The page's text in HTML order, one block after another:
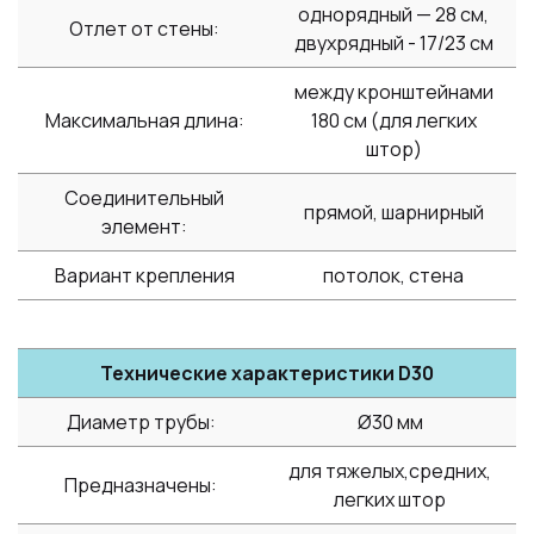
Отлет от стены:
однорядный — 28 см,
двухрядный - 17/23 см
Максимальная длина:
между кронштейнами
180 см (для легких
штор)
Соединительный
элемент:
прямой, шарнирный
Вариант крепления потолок, стена
Технические характеристики D30
Диаметр трубы:
Ø30 мм
Предназначены:
для тяжелых,средних,
легких штор